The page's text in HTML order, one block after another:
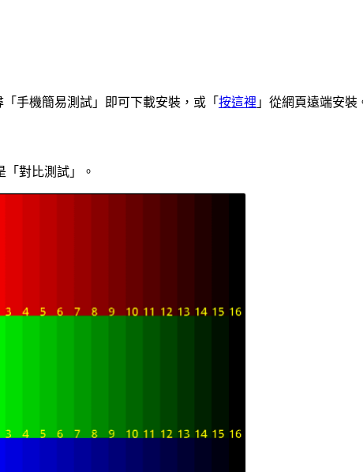
手機簡易測試」即可下載安裝，或「 按這裡 」從網頁遠端安裝
對比測試」。